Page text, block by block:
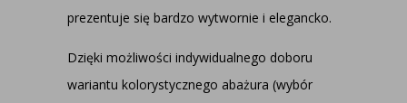
prezentuje się bardzo wytwornie i elegancko.
Dzięki możliwości indywidualnego doboru
wariantu kolorystycznego abażura (wybór